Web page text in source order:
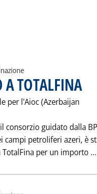
TOTALFINA
per l'Aioc (Azerbaijan
consorzio guidato dalla
campi petroliferi azeri, è
per un importo ...